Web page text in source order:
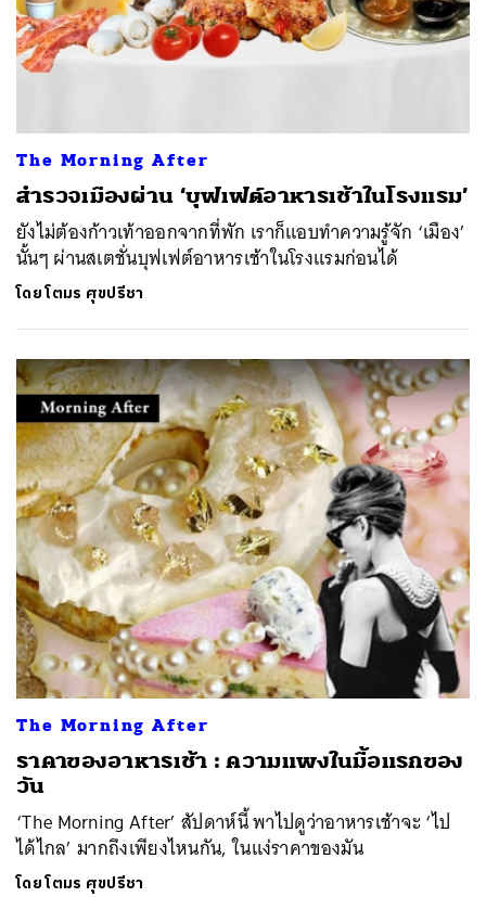
The Morning After
สำรวจเมืองผ่าน ‘บุฟเฟต์อาหารเช้าในโรงแรม’
ยังไม่ต้องก้าวเท้าออกจากที่พัก เราก็แอบทำความรู้จัก ‘เมือง’
นั้นๆ ผ่านสเตชั่นบุฟเฟต์อาหารเช้าในโรงแรมก่อนได้
โดยโตมร ศุขปรีชา
The Morning After
ราคาของอาหารเช้า : ความแพงในมื้อแรกของ
วัน
‘The Morning After’ สัปดาห์นี้ พาไปดูว่าอาหารเช้าจะ ‘ไป
ได้ไกล’ มากถึงเพียงไหนกัน, ในแง่ราคาของมัน
โดยโตมร ศุขปรีชา